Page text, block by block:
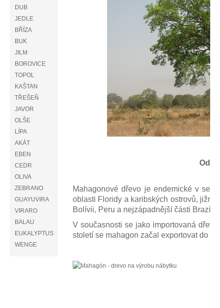
DUB
JEDLE
BŘÍZA
BUK
JILM
BOROVICE
TOPOL
KAŠTAN
TŘEŠEŇ
JAVOR
OLŠE
LÍPA
AKÁT
EBEN
CEDR
OLIVA
ZEBRANO
GUAYUVIRA
VIRARO
BALAU
EUKALYPTUS
WENGE
Mahagonové dřevo je endemické v
oblasti Floridy a karibských ostrovů,
Bolívii, Peru a nejzápadnější části
V současnosti se jako importovaná
století se mahagon začal exportovat do